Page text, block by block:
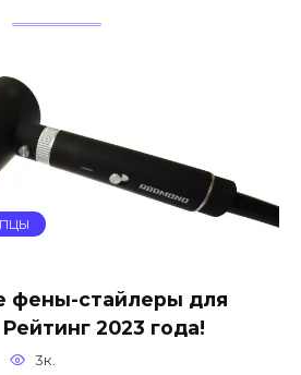
стайлеры для
2023 года!
3к.